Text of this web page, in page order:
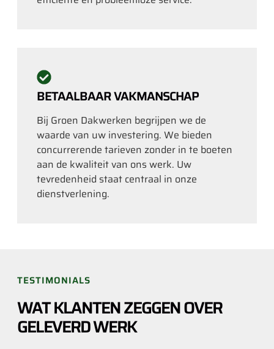
BETAALBAAR VAKMANSCHAP
Bij Groen Dakwerken begrijpen we de
waarde van uw investering. We bieden
concurrerende tarieven zonder in te boeten
aan de kwaliteit van ons werk. Uw
tevredenheid staat centraal in onze
dienstverlening.
TESTIMONIALS
WAT KLANTEN ZEGGEN OVER
GELEVERD WERK